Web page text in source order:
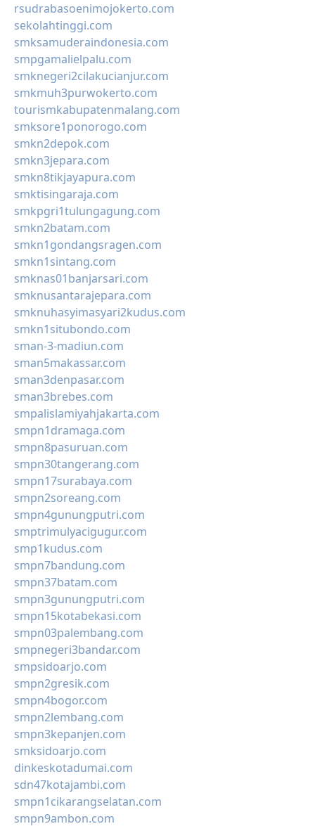
rsudrabasoenimojokerto.com
sekolahtinggi.com
smksamuderaindonesia.com
smpgamalielpalu.com
smknegeri2cilakucianjur.com
smkmuh3purwokerto.com
tourismkabupatenmalang.com
smksore1ponorogo.com
smkn2depok.com
smkn3jepara.com
smkn8tikjayapura.com
smktisingaraja.com
smkpgri1tulungagung.com
smkn2batam.com
smkn1gondangsragen.com
smkn1sintang.com
smknas01banjarsari.com
smknusantarajepara.com
smknuhasyimasyari2kudus.com
smkn1situbondo.com
sman-3-madiun.com
sman5makassar.com
sman3denpasar.com
sman3brebes.com
smpalislamiyahjakarta.com
smpn1dramaga.com
smpn8pasuruan.com
smpn30tangerang.com
smpn17surabaya.com
smpn2soreang.com
smpn4gunungputri.com
smptrimulyacigugur.com
smp1kudus.com
smpn7bandung.com
smpn37batam.com
smpn3gunungputri.com
smpn15kotabekasi.com
smpn03palembang.com
smpnegeri3bandar.com
smpsidoarjo.com
smpn2gresik.com
smpn4bogor.com
smpn2lembang.com
smpn3kepanjen.com
smksidoarjo.com
dinkeskotadumai.com
sdn47kotajambi.com
smpn1cikarangselatan.com
smpn9ambon.com